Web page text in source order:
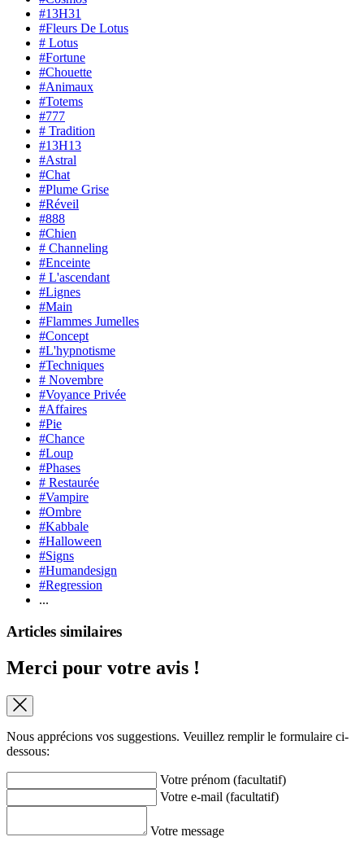
#13H31
#Fleurs De Lotus
# Lotus
#Fortune
#Chouette
#Animaux
#Totems
#777
# Tradition
#13H13
#Astral
#Chat
#Plume Grise
#Réveil
#888
#Chien
# Channeling
#Enceinte
# L'ascendant
#Lignes
#Main
#Flammes Jumelles
#Concept
#L'hypnotisme
#Techniques
# Novembre
#Voyance Privée
#Affaires
#Pie
#Chance
#Loup
#Phases
# Restaurée
#Vampire
#Ombre
#Kabbale
#Halloween
#Signs
#Humandesign
#Regression
...
Articles similaires
Merci pour votre avis !
Nous apprécions vos suggestions. Veuillez remplir le formulaire ci-
dessous:
Votre prénom (facultatif)
Votre e-mail (facultatif)
Votre message